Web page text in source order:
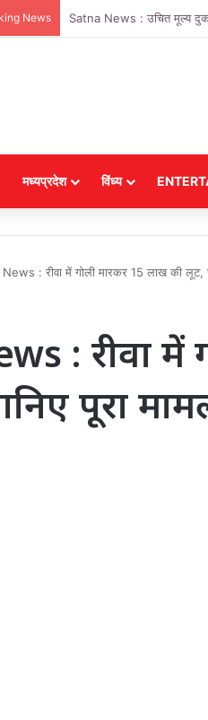
News Madhyapradesh news :
मध्यप्रदेश विंध्य
: रीवा में गोली मारकर 15 लाख की लूट,
: रीवा में
पूरा